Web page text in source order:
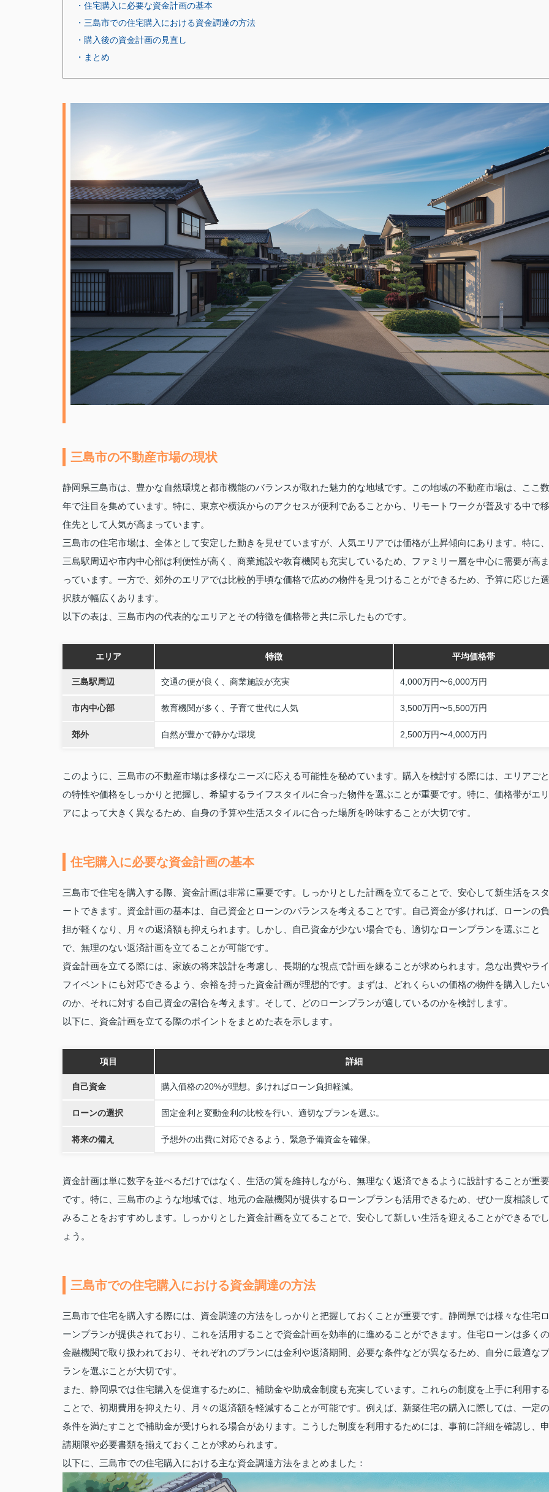
・住宅購入に必要な資金計画の基本
・三島市での住宅購入における資金調達の方法
・購入後の資金計画の見直し
・まとめ
三島市の不動産市場の現状
静岡県三島市は、豊かな自然環境と都市機能のバランスが取れた魅力的な地域です。この地域の不動産市場は、ここ数
年で注目を集めています。特に、東京や横浜からのアクセスが便利であることから、リモートワークが普及する中で移
住先として人気が高まっています。
三島市の住宅市場は、全体として安定した動きを見せていますが、人気エリアでは価格が上昇傾向にあります。特に、
三島駅周辺や市内中心部は利便性が高く、商業施設や教育機関も充実しているため、ファミリー層を中心に需要が高ま
っています。一方で、郊外のエリアでは比較的手頃な価格で広めの物件を見つけることができるため、予算に応じた選
択肢が幅広くあります。
以下の表は、三島市内の代表的なエリアとその特徴を価格帯と共に示したものです。
エリア 特徴 平均価格帯
三島駅周辺 交通の便が良く、商業施設が充実 4,000万円〜6,000万円
市内中心部 教育機関が多く、子育て世代に人気 3,500万円〜5,500万円
郊外 自然が豊かで静かな環境 2,500万円〜4,000万円
このように、三島市の不動産市場は多様なニーズに応える可能性を秘めています。購入を検討する際には、エリアごと
の特性や価格をしっかりと把握し、希望するライフスタイルに合った物件を選ぶことが重要です。特に、価格帯がエリ
アによって大きく異なるため、自身の予算や生活スタイルに合った場所を吟味することが大切です。
住宅購入に必要な資金計画の基本
三島市で住宅を購入する際、資金計画は非常に重要です。しっかりとした計画を立てることで、安心して新生活をスタ
ートできます。資金計画の基本は、自己資金とローンのバランスを考えることです。自己資金が多ければ、ローンの負
担が軽くなり、月々の返済額も抑えられます。しかし、自己資金が少ない場合でも、適切なローンプランを選ぶこと
で、無理のない返済計画を立てることが可能です。
資金計画を立てる際には、家族の将来設計を考慮し、長期的な視点で計画を練ることが求められます。急な出費やライ
フイベントにも対応できるよう、余裕を持った資金計画が理想的です。まずは、どれくらいの価格の物件を購入したい
のか、それに対する自己資金の割合を考えます。そして、どのローンプランが適しているのかを検討します。
以下に、資金計画を立てる際のポイントをまとめた表を示します。
項目 詳細
自己資金 購入価格の20%が理想。多ければローン負担軽減。
ローンの選択 固定金利と変動金利の比較を行い、適切なプランを選ぶ。
将来の備え 予想外の出費に対応できるよう、緊急予備資金を確保。
資金計画は単に数字を並べるだけではなく、生活の質を維持しながら、無理なく返済できるように設計することが重要
です。特に、三島市のような地域では、地元の金融機関が提供するローンプランも活用できるため、ぜひ一度相談して
みることをおすすめします。しっかりとした資金計画を立てることで、安心して新しい生活を迎えることができるでし
ょう。
三島市での住宅購入における資金調達の方法
三島市で住宅を購入する際には、資金調達の方法をしっかりと把握しておくことが重要です。静岡県では様々な住宅ロ
ーンプランが提供されており、これを活用することで資金計画を効率的に進めることができます。住宅ローンは多くの
金融機関で取り扱われており、それぞれのプランには金利や返済期間、必要な条件などが異なるため、自分に最適なプ
ランを選ぶことが大切です。
また、静岡県では住宅購入を促進するために、補助金や助成金制度も充実しています。これらの制度を上手に利用する
ことで、初期費用を抑えたり、月々の返済額を軽減することが可能です。例えば、新築住宅の購入に際しては、一定の
条件を満たすことで補助金が受けられる場合があります。こうした制度を利用するためには、事前に詳細を確認し、申
請期限や必要書類を揃えておくことが求められます。
以下に、三島市での住宅購入における主な資金調達方法をまとめました：